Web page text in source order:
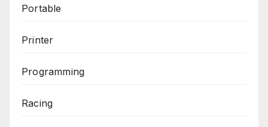
Portable
Printer
Programming
Racing